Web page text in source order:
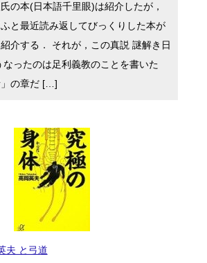
の本(日本語千里眼)は紹介したが，
と最近読み返してびっくりした本が
介する． それが，この真説 謎解き日
ったのは足利義教のことを書いた
」の章だ […]
夫 と弓道